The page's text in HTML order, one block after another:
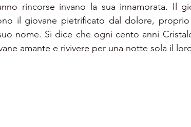
rincorse invano la sua innamorata. Il
il giovane pietrificato dal dolore,
nome. Si dice che ogni cento anni
amante e rivivere per una notte sola il